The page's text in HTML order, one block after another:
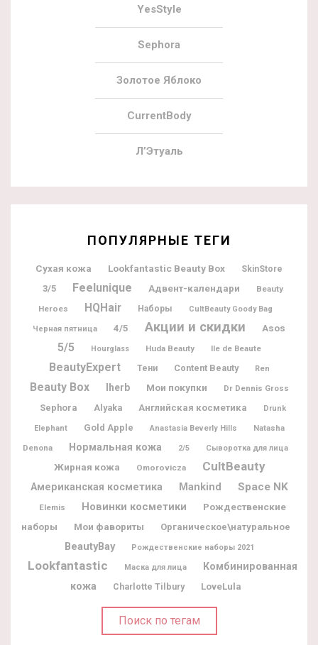
YesStyle
Sephora
Золотое Яблоко
CurrentBody
Л’Этуаль
ПОПУЛЯРНЫЕ ТЕГИ
Сухая кожа Lookfantastic Beauty Box SkinStore
3/5 Feelunique Адвент-календари
Beauty
Heroes
HQHair Наборы CultBeauty Goody Bag
Черная пятница 4/5 Акции и скидки Asos
5/5 Hourglass Huda Beauty Ile de Beaute
BeautyExpert Тени Content Beauty Ren
Beauty Box Iherb Мои покупки Dr Dennis Gross
Sephora Alyaka Английская косметика Drunk
Elephant Gold Apple Anastasia Beverly Hills
Natasha
Denona
Нормальная кожа 2/5 Сыворотка для лица
Жирная кожа Omorovicza CultBeauty
Американская косметика Mankind Space NK
Elemis Новинки косметики
Рождественские
наборы
Мои фавориты Органическое\натуральное
BeautyBay Рождественские наборы 2021
Lookfantastic Маска для лица
Комбинированная
кожа
Charlotte Tilbury LoveLula
Поиск по тегам